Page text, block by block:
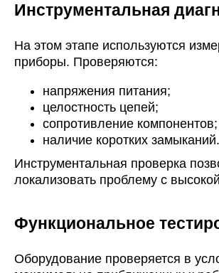
Инструментальная
На этом этапе используются
приборы. Проверяются:
напряжения питания;
целостность цепей;
сопротивление компонентов;
наличие коротких замыканий.
Инструментальная проверка
локализовать проблему с
Функциональное
Оборудование проверяется в